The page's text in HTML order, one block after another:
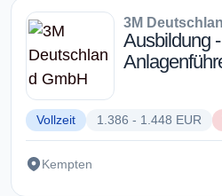
3M
Ausbildung
Vollzeit 1.386 - 1.448 EUR
Kempten